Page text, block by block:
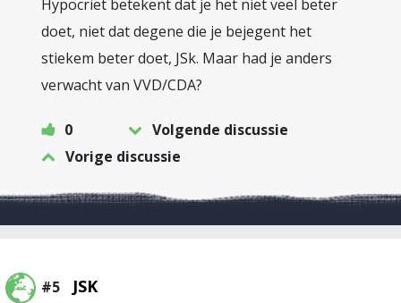
Hypocriet betekent dat je het niet veel beter
doet, niet dat degene die je bejegent het
stiekem beter doet, JSk. Maar had je anders
verwacht van VVD/CDA?
0
Volgende discussie
Vorige discussie
#5 JSK